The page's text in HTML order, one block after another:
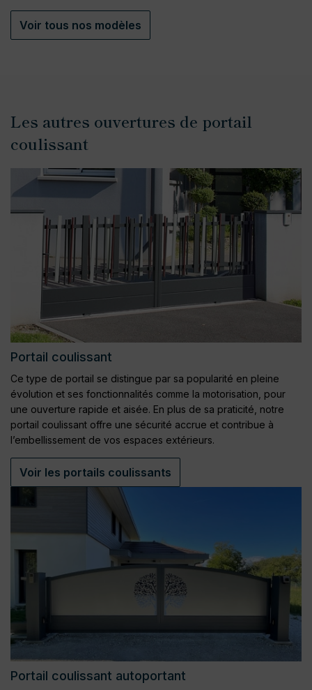
Voir tous nos modèles
Les autres ouvertures de portail
coulissant
Portail coulissant
Ce type de portail se distingue par sa popularité en pleine
évolution et ses fonctionnalités comme la motorisation, pour
une ouverture rapide et aisée. En plus de sa praticité, notre
portail coulissant offre une sécurité accrue et contribue à
l’embellissement de vos espaces extérieurs.
Voir les portails coulissants
Portail coulissant autoportant